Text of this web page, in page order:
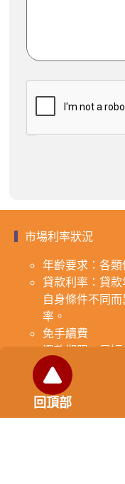
市場利率狀況
年齡要求：各類
貸款利率：貸
自身條件不同
率。
免手續費
還款期限：最
方協議而訂。
範例試算：小明
後選定金主，雙
利率12%計算
回頂部